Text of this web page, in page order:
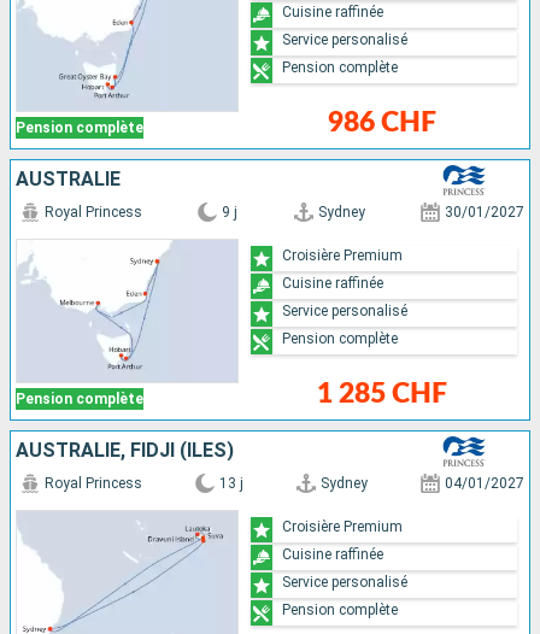
Pension complète 986 CHF
Cuisine raffinée
Service personalisé
Pension complète
AUSTRALIE
Pension complète
Royal Princess 9 j Sydney 30/01/2027
1 285 CHF
Croisière Premium
Cuisine raffinée
Service personalisé
Pension complète
AUSTRALIE, FIDJI (ÎLES)
Royal Princess 13 j Sydney 04/01/2027
Croisière Premium
Cuisine raffinée
Service personalisé
Pension complète